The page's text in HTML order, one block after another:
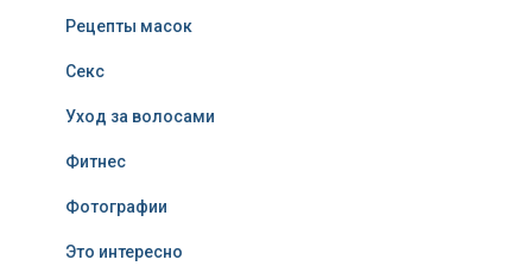
Рецепты масок
Секс
Уход за волосами
Фитнес
Фотографии
Это интересно